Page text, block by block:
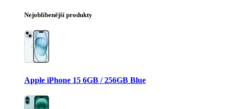
Nejoblíbenější produkty
Apple iPhone 15 6GB / 256GB Blue